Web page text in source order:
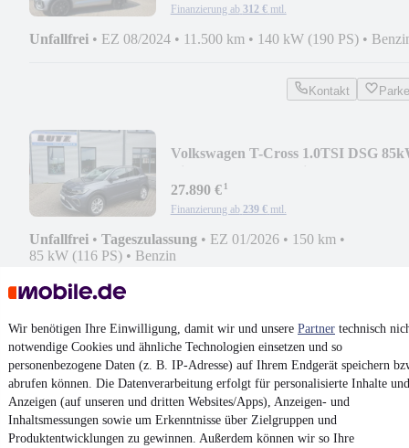
Wir benötigen Ihre Einwilligung, damit wir und unsere Partner technisch
notwendige Cookies und ähnliche Technologien einsetzen und so
personenbezogene Daten (z. B. IP-Adresse) auf Ihrem Endgerät speichern
abrufen können. Die Datenverarbeitung erfolgt für personalisierte Inhalte und
Anzeigen (auf unseren und dritten Websites/Apps), Anzeigen- und
Inhaltsmessungen sowie um Erkenntnisse über Zielgruppen und
Produktentwicklungen zu gewinnen. Außerdem können wir so Ihre
Finanzierung ab 312 € mtl.
Unfallfrei • EZ 08/2024 • 11.500 km • 140 kW (190 PS) •
Kontakt
Volkswagen T-Cross 1.0TSI DSG
27.890 €¹
Finanzierung ab 239 € mtl.
Unfallfrei • Tageszulassung • EZ 01/2026 • 150 km •
85 kW (116 PS) • Benzin
D (komb.)
Kontakt
Volkswagen T-Cross 1.0TSI DSG
Life AHK/Matrix/ACC/RFK
27.990 €¹